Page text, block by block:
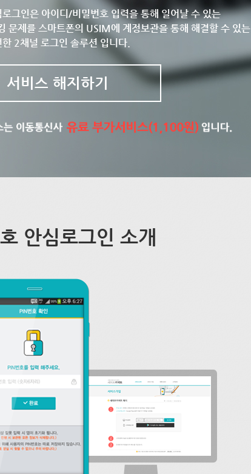
그인은 아이디/비밀번호 입력을 통해 일어날 수 있는
문제를 스마트폰의 USIM에 계정보관을 통해 해결할 수 있는
2채널 로그인 솔루션 입니다.
서비스 해지하기
안심로그인 소개